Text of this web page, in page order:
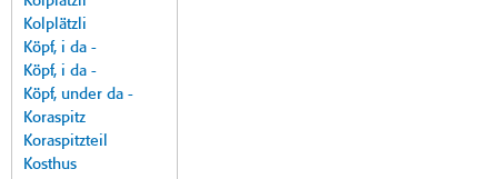
Kolplätzli
Köpf, i da -
Köpf, i da -
Köpf, under da -
Koraspitz
Koraspitzteil
Kosthus